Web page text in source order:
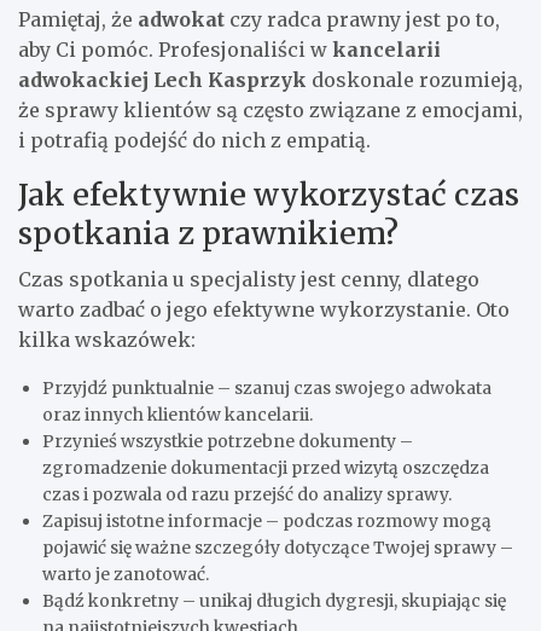
Pamiętaj, że adwokat czy radca prawny jest po to,
aby Ci pomóc. Profesjonaliści w kancelarii
adwokackiej Lech Kasprzyk doskonale rozumieją,
że sprawy klientów są często związane z emocjami,
i potrafią podejść do nich z empatią.
Jak efektywnie wykorzystać czas
spotkania z prawnikiem?
Czas spotkania u specjalisty jest cenny, dlatego
warto zadbać o jego efektywne wykorzystanie. Oto
kilka wskazówek:
Przyjdź punktualnie – szanuj czas swojego adwokata
oraz innych klientów kancelarii.
Przynieś wszystkie potrzebne dokumenty –
zgromadzenie dokumentacji przed wizytą oszczędza
czas i pozwala od razu przejść do analizy sprawy.
Zapisuj istotne informacje – podczas rozmowy mogą
pojawić się ważne szczegóły dotyczące Twojej sprawy –
warto je zanotować.
Bądź konkretny – unikaj długich dygresji, skupiając się